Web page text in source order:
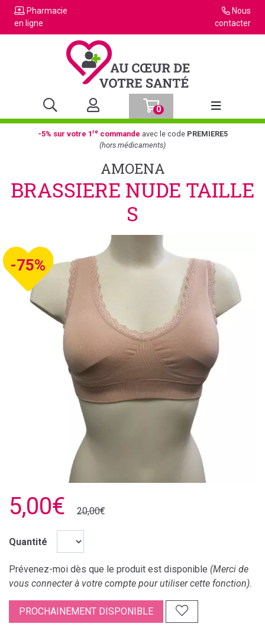
Pharmacie
en ligne
Nous
contacter
0
Afficher la
-5% sur votre 1recommande avec le code PREMIERE5
(hors médicaments)
AMOENA
BRASSIERE NUDE TAILLE
S
-75%
5,00€ 20,00€
Quantité
Prévenez-moi dès que le produit est disponible (Merci de
vous connecter à votre compte pour utiliser cette fonction).
PROCHAINEMENT DISPONIBLE